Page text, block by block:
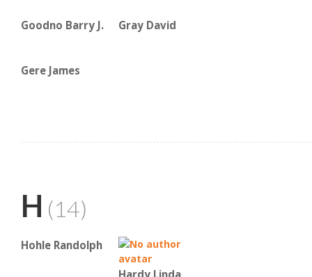
Goodno Barry J. Gray David
Gere James
H (14)
Hohle Randolph
Hardy Linda